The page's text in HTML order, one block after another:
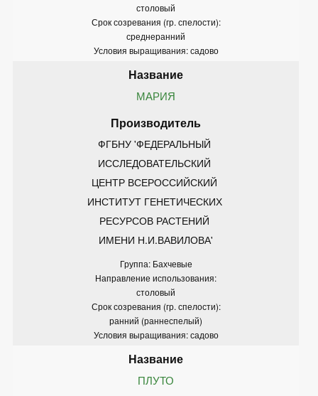
столовый
Срок созревания (гр. спелости):
среднеранний
Условия выращивания: садово
МАРИЯ
ФГБНУ 'ФЕДЕРАЛЬНЫЙ
ИССЛЕДОВАТЕЛЬСКИЙ
ЦЕНТР ВСЕРОССИЙСКИЙ
ИНСТИТУТ ГЕНЕТИЧЕСКИХ
РЕСУРСОВ РАСТЕНИЙ
ИМЕНИ Н.И.ВАВИЛОВА'
Группа: Бахчевые
Направление использования:
столовый
Срок созревания (гр. спелости):
ранний (раннеспелый)
Условия выращивания: садово
ПЛУТО